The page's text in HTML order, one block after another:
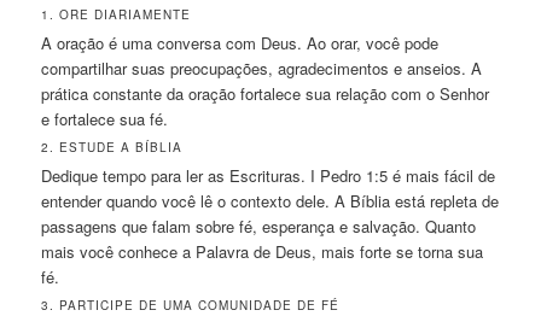
1. ORE DIARIAMENTE
A oração é uma conversa com Deus. Ao orar, você pode
compartilhar suas preocupações, agradecimentos e anseios. A
prática constante da oração fortalece sua relação com o Senhor
e fortalece sua fé.
2. ESTUDE A BÍBLIA
Dedique tempo para ler as Escrituras. I Pedro 1:5 é mais fácil de
entender quando você lê o contexto dele. A Bíblia está repleta de
passagens que falam sobre fé, esperança e salvação. Quanto
mais você conhece a Palavra de Deus, mais forte se torna sua
fé.
3. PARTICIPE DE UMA COMUNIDADE DE FÉ